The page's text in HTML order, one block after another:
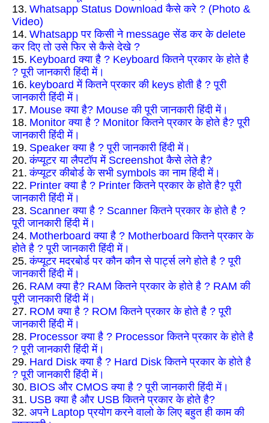
13. Whatsapp Status Download कैसे करे ? (Photo &
Video)
14. Whatsapp पर किसी ने message सेंड कर के delete
कर दिए तो उसे फिर से कैसे देखे ?
15. Keyboard क्या है ? Keyboard कितने प्रकार के होते है
? पूरी जानकारी हिंदी में।
16. keyboard में कितने प्रकार की keys होती है ? पूरी
जानकारी हिंदी में।
17. Mouse क्या है? Mouse की पूरी जानकारी हिंदी में।
18. Monitor क्या है ? Monitor कितने प्रकार के होते है? पूरी
जानकारी हिंदी में।
19. Speaker क्या है ? पूरी जानकारी हिंदी में।
20. कंप्यूटर या लैपटॉप में Screenshot कैसे लेते है?
21. कंप्यूटर कीबोर्ड के सभी symbols का नाम हिंदी में।
22. Printer क्या है ? Printer कितने प्रकार के होते है? पूरी
जानकारी हिंदी में।
23. Scanner क्या है ? Scanner कितने प्रकार के होते है ?
पूरी जानकारी हिंदी में।
24. Motherboard क्या है ? Motherboard कितने प्रकार के
होते है ? पूरी जानकारी हिंदी में।
25. कंप्यूटर मदरबोर्ड पर कौन कौन से पार्ट्स लगे होते है ? पूरी
जानकारी हिंदी में।
26. RAM क्या है? RAM कितने प्रकार के होते है ? RAM की
पूरी जानकारी हिंदी में।
27. ROM क्या है ? ROM कितने प्रकार के होते है ? पूरी
जानकारी हिंदी में।
28. Processor क्या है ? Processor कितने प्रकार के होते है
? पूरी जानकारी हिंदी में।
29. Hard Disk क्या है ? Hard Disk कितने प्रकार के होते है
? पूरी जानकारी हिंदी में।
30. BIOS और CMOS क्या है ? पूरी जानकारी हिंदी में।
31. USB क्या है और USB कितने प्रकार के होते है?
32. अपने Laptop प्रयोग करने वालो के लिए बहुत ही काम की